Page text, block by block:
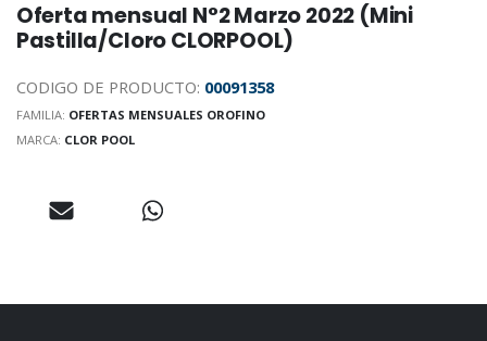
Oferta mensual N°2 Marzo 2022 (Mini
Pastilla/Cloro CLORPOOL)
CODIGO DE PRODUCTO: 00091358
FAMILIA: OFERTAS MENSUALES OROFINO
MARCA: CLOR POOL